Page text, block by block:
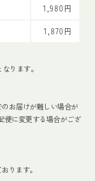
1,980円
1,870円
ります。
お届けが難しい場合が
便に変更する場合がござ
ります。